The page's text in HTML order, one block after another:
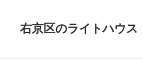
右京区のライトハウス